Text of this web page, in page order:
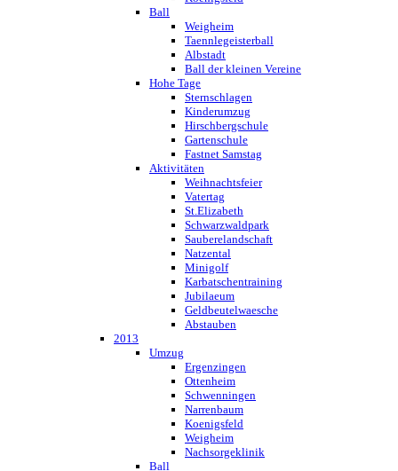
Ball
Weigheim
Taennlegeisterball
Albstadt
Ball der kleinen Vereine
Hohe Tage
Sternschlagen
Kinderumzug
Hirschbergschule
Gartenschule
Fastnet Samstag
Aktivitäten
Weihnachtsfeier
Vatertag
St.Elizabeth
Schwarzwaldpark
Sauberelandschaft
Natzental
Minigolf
Karbatschentraining
Jubilaeum
Geldbeutelwaesche
Abstauben
2013
Umzug
Ergenzingen
Ottenheim
Schwenningen
Narrenbaum
Koenigsfeld
Weigheim
Nachsorgeklinik
Ball